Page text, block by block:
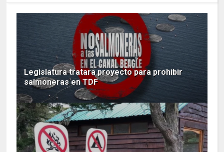
Legislatura tratara proyecto para prohibir
salmoneras en TDF